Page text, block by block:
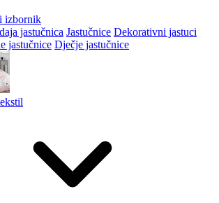
izbornik
jastučnica Jastučnice Dekorativni jastuci
jastučnice Dječje jastučnice